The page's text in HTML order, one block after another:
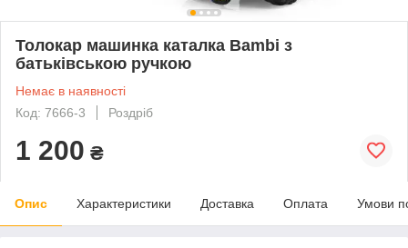
Толокар машинка каталка Bambi з
батьківською ручкою
Немає в наявності
Код: 7666-3
Роздріб
1 200 ₴
Опис Характеристики Доставка Оплата Умови